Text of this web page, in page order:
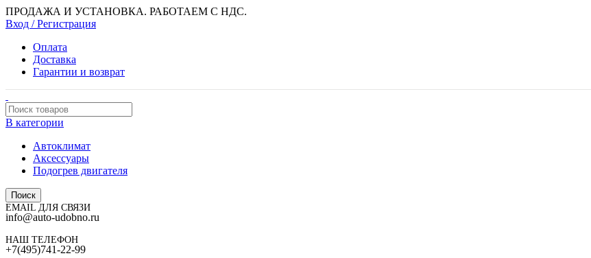
ПРОДАЖА И УСТАНОВКА. РАБОТАЕМ С НДС.
Вход / Регистрация
Оплата
Доставка
Гарантии и возврат
В категории
Автоклимат
Аксессуары
Подогрев двигателя
Поиск
EMAIL ДЛЯ СВЯЗИ
info@auto-udobno.ru
НАШ ТЕЛЕФОН
+7(495)741-22-99